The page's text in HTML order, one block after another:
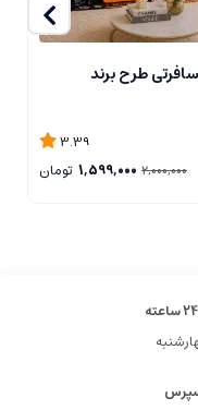
طرح برند
3.39
2,000,000
1,599,000 تومان